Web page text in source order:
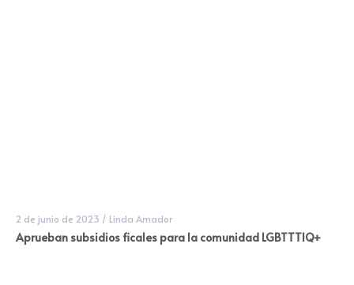
2 de junio de 2023 / Linda Amador
Aprueban subsidios ficales para la comunidad LGBTTTIQ+